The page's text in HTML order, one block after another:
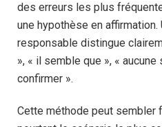
des erreurs les plus
une hypothèse en affirmation.
responsable distingue
», « il semble que », «
confirmer ».
Cette méthode peut sembler